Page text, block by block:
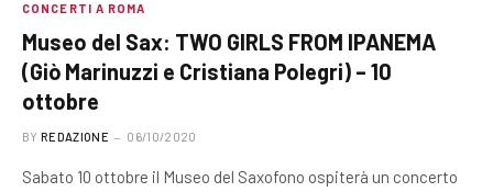
CONCERTI A ROMA
Museo del Sax: TWO GIRLS FROM IPANEMA
(Giò Marinuzzi e Cristiana Polegri) – 10
ottobre
BY REDAZIONE 06/10/2020
Sabato 10 ottobre il Museo del Saxofono ospiterà un concerto